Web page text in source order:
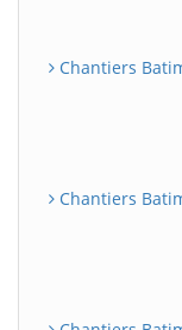
Chantiers
Chantiers